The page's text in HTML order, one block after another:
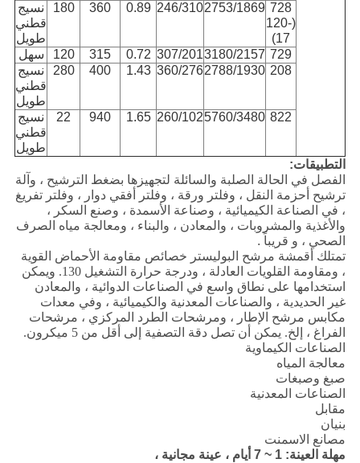
728
(120-
17)
2753/1869
246/310
0.89
360
180
نسيج
قطني
طويل
729
3180/2157
307/201
0.72
315
120
سهل
208
2788/1930
360/276
1.43
400
280
نسيج
قطني
طويل
822
5760/3480
260/102
1.65
940
22
نسيج
قطني
طويل
التطبيقات:
الفصل في الحالة الصلبة والسائلة لتجهيزها بضغط الترشيح ، وآلة
ترشيح أحزمة النقل ، وفلتر ورقة ، وفلتر أفقي دوار ، وفلتر تفريغ
، في الصناعة الكيميائية ، وصناعة الأسمدة ، وصنع السكر ،
والأغذية والمشروبات ، والمعادن ، والبناء ، ومعالجة مياه الصرف
الصحي ، و قريباً .
تمتلك أقمشة مرشح البوليستر خصائص مقاومة الأحماض القوية
، ومقاومة القلويات العادلة ، ودرجة حرارة التشغيل 130. ويمكن
استخدامها على نطاق واسع في الصناعات الدوائية ، والمعادن
غير الحديدية ، والصناعات المعدنية والكيميائية ، وفي معدات
مكابس مرشح الإطار ، ومرشحات الطرد المركزي ، مرشحات
الفراغ ، إلخ. يمكن أن تصل دقة التصفية إلى أقل من 5 ميكرون.
الصناعات الكيماوية
معالجة المياه
صبغ وصبغات
الصناعات المعدنية
مقابل
بنيان
مصانع الاسمنت
مهلة العينة: 1 ~ 7 أيام ، عينة مجانية ،